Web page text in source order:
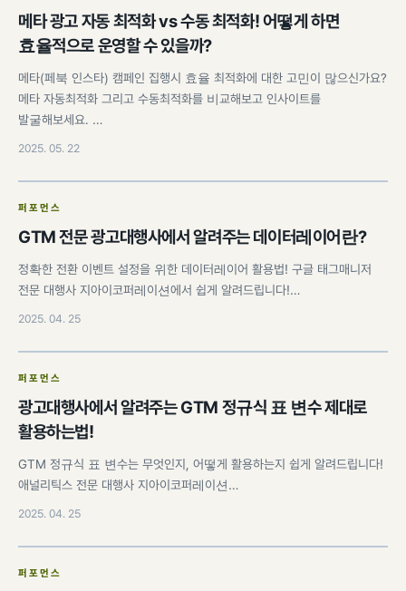
메타 광고 자동 최적화 vs 수동 최적화! 어떻게 하면
효율적으로 운영할 수 있을까?
메타(페북 인스타) 캠페인 집행시 효율 최적화에 대한 고민이 많으신가요?
메타 자동최적화 그리고 수동최적화를 비교해보고 인사이트를
발굴해보세요. …
2025. 05. 22
퍼포먼스
GTM 전문 광고대행사에서 알려주는 데이터레이어란?
정확한 전환 이벤트 설정을 위한 데이터레이어 활용법! 구글 태그매니저
전문 대행사 지아이코퍼레이션에서 쉽게 알려드립니다!…
2025. 04. 25
퍼포먼스
광고대행사에서 알려주는 GTM 정규식 표 변수 제대로
활용하는법!
GTM 정규식 표 변수는 무엇인지, 어떻게 활용하는지 쉽게 알려드립니다!
애널리틱스 전문 대행사 지아이코퍼레이션…
2025. 04. 25
퍼포먼스